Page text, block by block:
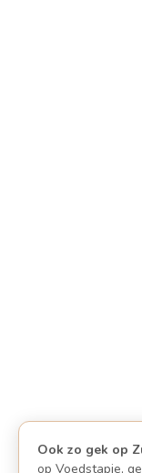
Ook zo gek op
op Voedstapje,